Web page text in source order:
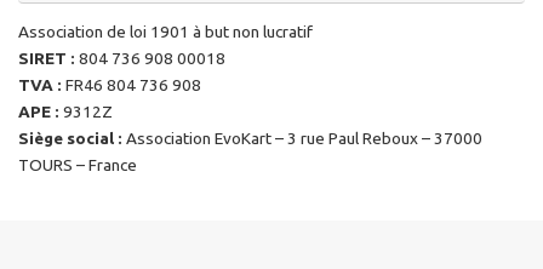
Association de loi 1901 à but non lucratif
SIRET : 804 736 908 00018
TVA : FR46 804 736 908
APE : 9312Z
Siège social : Association EvoKart – 3 rue Paul Reboux – 37000
TOURS – France